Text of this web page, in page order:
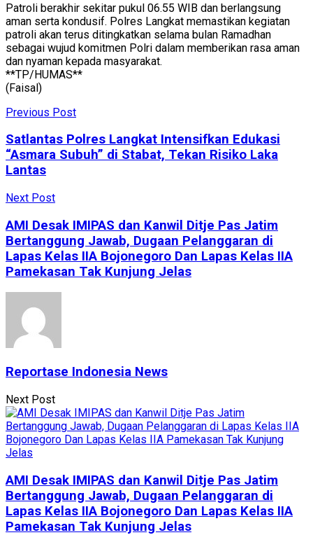
Patroli berakhir sekitar pukul 06.55 WIB dan berlangsung
aman serta kondusif. Polres Langkat memastikan kegiatan
patroli akan terus ditingkatkan selama bulan Ramadhan
sebagai wujud komitmen Polri dalam memberikan rasa aman
dan nyaman kepada masyarakat.
**TP/HUMAS**
(Faisal)
Previous Post
Satlantas Polres Langkat Intensifkan Edukasi
“Asmara Subuh” di Stabat, Tekan Risiko Laka
Lantas
Next Post
AMI Desak IMIPAS dan Kanwil Ditje Pas Jatim
Bertanggung Jawab, Dugaan Pelanggaran di
Lapas Kelas IIA Bojonegoro Dan Lapas Kelas IIA
Pamekasan Tak Kunjung Jelas
Reportase Indonesia News
Next Post
AMI Desak IMIPAS dan Kanwil Ditje Pas Jatim
Bertanggung Jawab, Dugaan Pelanggaran di
Lapas Kelas IIA Bojonegoro Dan Lapas Kelas IIA
Pamekasan Tak Kunjung Jelas